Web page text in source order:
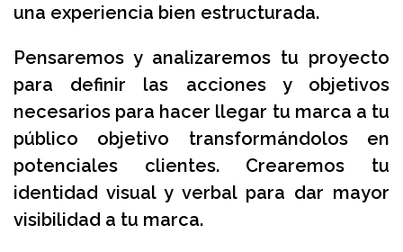
una experiencia bien estructurada.
Pensaremos y analizaremos tu proyecto
para definir las acciones y objetivos
necesarios para hacer llegar tu marca a tu
público objetivo transformándolos en
potenciales clientes. Crearemos tu
identidad visual y verbal para dar mayor
visibilidad a tu marca.